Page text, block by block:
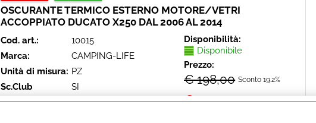
OSCURANTE TERMICO ESTERNO MOTORE/VETRI
ACCOPPIATO DUCATO X250 DAL 2006 AL 2014
Cod. art.:
10015
Marca:
CAMPING-LIFE
Unità di misura: PZ
Sc.Club
Convenzionati:
SI
Disponibilità:
Disponibile
Prezzo:
€ 198,00 Sconto 19.2%
€159,90